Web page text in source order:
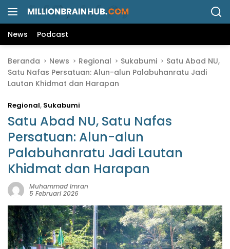
News Podcast
Beranda News Regional Sukabumi
Satu Abad NU,
Satu Nafas Persatuan: Alun-alun Palabuhanratu Jadi
Lautan Khidmat dan Harapan
Regional, Sukabumi
Satu Abad NU, Satu Nafas
Persatuan: Alun-alun
Palabuhanratu Jadi Lautan
Khidmat dan Harapan
Muhammad Imran
5 Februari 2026